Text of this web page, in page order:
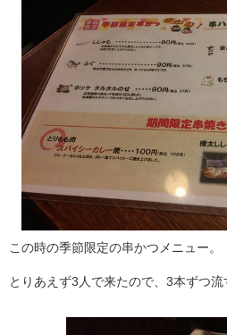
この時の季節限定の串かつメニュー。
とりあえず3人で来たので、3本ずつ流